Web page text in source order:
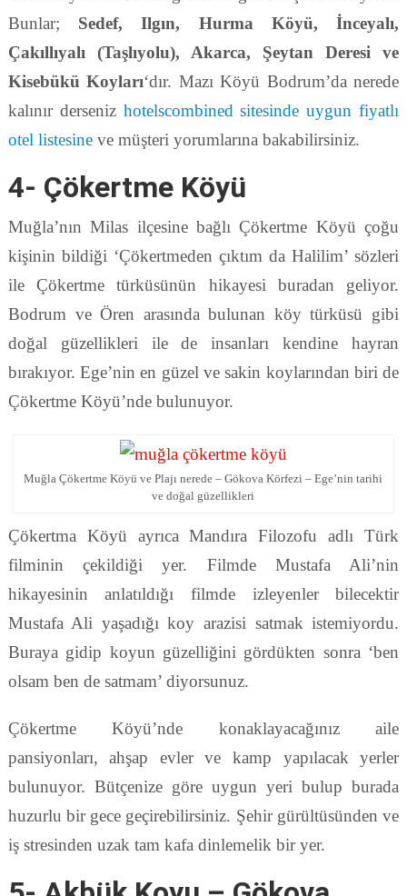
Bunlar; Sedef, Ilgın, Hurma Köyü, İnceyalı,
Çakıllıyalı (Taşlıyolu), Akarca, Şeytan Deresi ve
Kisebükü Koyları‘dır. Mazı Köyü Bodrum’da nerede
kalınır derseniz hotelscombined sitesinde uygun fiyatlı
otel listesineve müşteri yorumlarına bakabilirsiniz.
4- Çökertme Köyü
Muğla’nın Milas ilçesine bağlı Çökertme Köyü çoğu
kişinin bildiği ‘Çökertmeden çıktım da Halilim’ sözleri
ile Çökertme türküsünün hikayesi buradan geliyor.
Bodrum ve Ören arasında bulunan köy türküsü gibi
doğal güzellikleri ile de insanları kendine hayran
bırakıyor. Ege’nin en güzel ve sakin koylarından biri de
Çökertme Köyü’nde bulunuyor.
Muğla Çökertme Köyü ve Plajı nerede – Gökova Körfezi – Ege’nin tarihi
ve doğal güzellikleri
Çökertma Köyü ayrıca Mandıra Filozofu adlı Türk
filminin çekildiği yer. Filmde Mustafa Ali’nin
hikayesinin anlatıldığı filmde izleyenler bilecektir
Mustafa Ali yaşadığı koy arazisi satmak istemiyordu.
Buraya gidip koyun güzelliğini gördükten sonra ‘ben
olsam ben de satmam’ diyorsunuz.
Çökertme Köyü’nde konaklayacağınız aile
pansiyonları, ahşap evler ve kamp yapılacak yerler
bulunuyor. Bütçenize göre uygun yeri bulup burada
huzurlu bir gece geçirebilirsiniz. Şehir gürültüsünden ve
iş stresinden uzak tam kafa dinlemelik bir yer.